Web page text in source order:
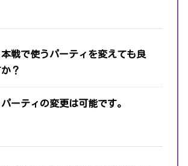
戦で使うパーティを変えても良
？
ーティの変更は可能です。